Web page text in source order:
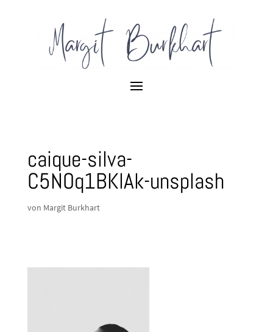
caique-silva-
C5NOq1BKlAk-unsplash
von Margit Burkhart